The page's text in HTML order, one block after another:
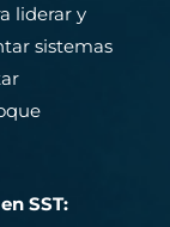
liderar y
sistemas
SST: